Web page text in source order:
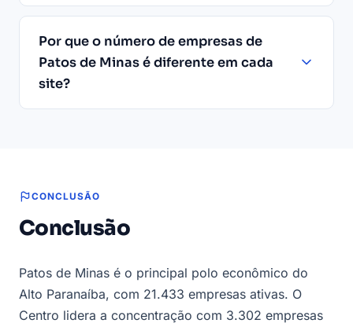
Por que o número de empresas de
Patos de Minas é diferente em cada
site?
CONCLUSÃO
Conclusão
Patos de Minas é o principal polo econômico do
Alto Paranaíba, com 21.433 empresas ativas. O
Centro lidera a concentração com 3.302 empresas